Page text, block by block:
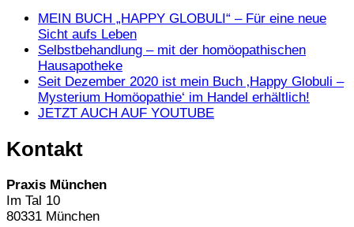
MEIN BUCH „HAPPY GLOBULI“ – Für eine neue
Sicht aufs Leben
Selbstbehandlung – mit der homöopathischen
Hausapotheke
Seit Dezember 2020 ist mein Buch ‚Happy Globuli –
Mysterium Homöopathie‘ im Handel erhältlich!
JETZT AUCH AUF YOUTUBE
Kontakt
Praxis München
Im Tal 10
80331 München